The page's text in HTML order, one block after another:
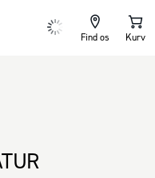
Find os Kurv